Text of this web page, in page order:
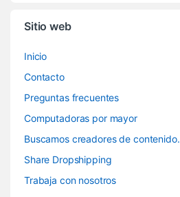
Sitio web
Inicio
Contacto
Preguntas frecuentes
Computadoras por mayor
Buscamos creadores de contenido.
Share Dropshipping
Trabaja con nosotros